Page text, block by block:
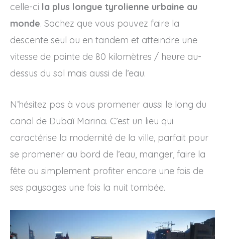
celle-ci la plus longue tyrolienne urbaine au
monde. Sachez que vous pouvez faire la
descente seul ou en tandem et atteindre une
vitesse de pointe de 80 kilomètres / heure au-
dessus du sol mais aussi de l’eau.
N’hésitez pas à vous promener aussi le long du
canal de Dubaï Marina. C’est un lieu qui
caractérise la modernité de la ville, parfait pour
se promener au bord de l’eau, manger, faire la
fête ou simplement profiter encore une fois de
ses paysages une fois la nuit tombée.